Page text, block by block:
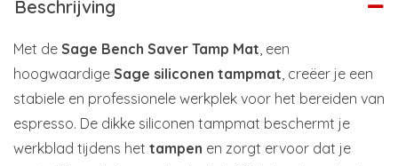
Beschrijving
Met de Sage Bench Saver Tamp Mat, een
hoogwaardige Sage siliconen tampmat, creëer je een
stabiele en professionele werkplek voor het bereiden van
espresso. De dikke siliconen tampmat beschermt je
werkblad tijdens het tampen en zorgt ervoor dat je